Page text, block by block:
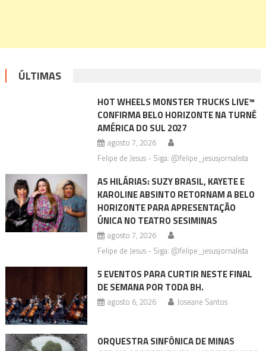
ÚLTIMAS
HOT WHEELS MONSTER TRUCKS LIVE™
CONFIRMA BELO HORIZONTE NA TURNÊ
AMÉRICA DO SUL 2027
agosto 7, 2026
Felipe de Jesus - Siga: @felipe_jesusjornalista
AS HILÁRIAS: SUZY BRASIL, KAYETE E
KAROLINE ABSINTO RETORNAM A BELO
HORIZONTE PARA APRESENTAÇÃO
ÚNICA NO TEATRO SESIMINAS
agosto 7, 2026
Felipe de Jesus - Siga: @felipe_jesusjornalista
5 EVENTOS PARA CURTIR NESTE FINAL
DE SEMANA POR TODA BH.
agosto 6, 2026 Joseane Santos
ORQUESTRA SINFÔNICA DE MINAS